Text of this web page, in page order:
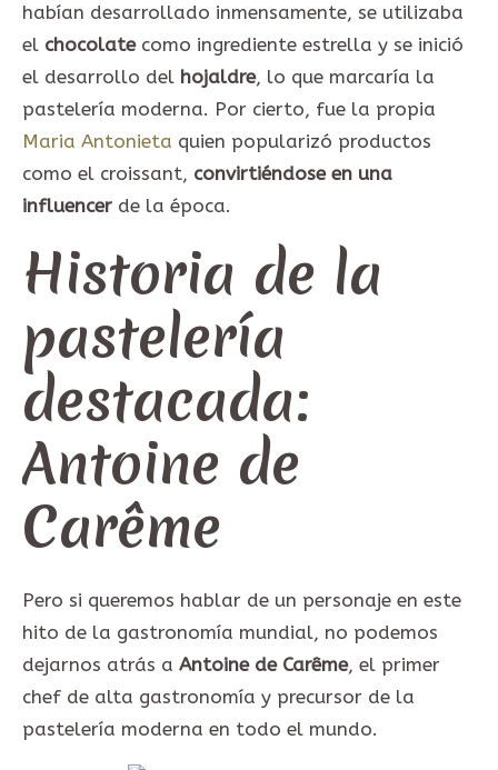
habían desarrollado inmensamente, se utilizaba
el chocolatecomo ingrediente estrella y se inició
el desarrollo del hojaldre, lo que marcaría la
pastelería moderna. Por cierto, fue la propia
Maria Antonieta quien popularizó productos
como el croissant, convirtiéndose en una
influencer de la época.
Historia de la
pastelería
destacada:
Antoine de
Carême
Pero si queremos hablar de un personaje en este
hito de la gastronomía mundial, no podemos
dejarnos atrás a Antoine de Carême, el primer
chef de alta gastronomía y precursor de la
pastelería moderna en todo el mundo.